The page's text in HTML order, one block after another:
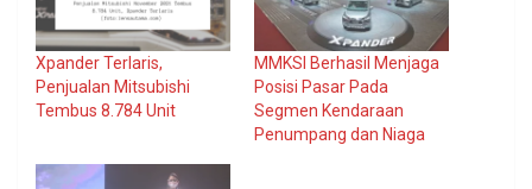
Xpander Terlaris,
Penjualan Mitsubishi
Tembus 8.784 Unit
MMKSI Berhasil Menjaga
Posisi Pasar Pada
Segmen Kendaraan
Penumpang dan Niaga